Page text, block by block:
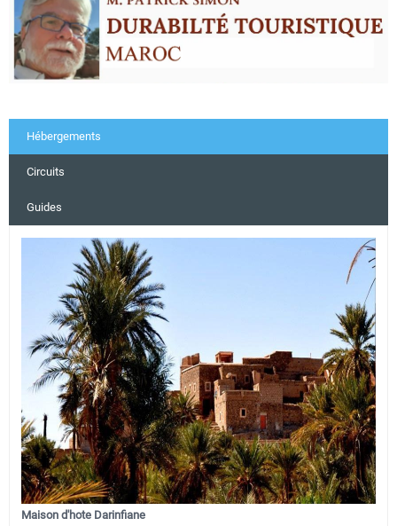
Hébergements
Circuits
Guides
Maison d'hote Darinfiane